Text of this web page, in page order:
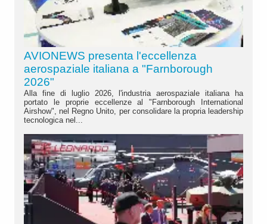
AVIONEWS presenta l'eccellenza
aerospaziale italiana a "Farnborough
2026"
Alla fine di luglio 2026, l'industria aerospaziale italiana ha
portato le proprie eccellenze al "Farnborough International
Airshow", nel Regno Unito, per consolidare la propria leadership
tecnologica nel...